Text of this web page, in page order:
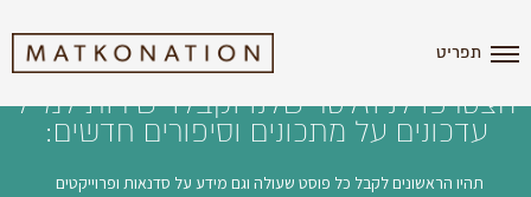
תפריט
הצטרפו לניוזלטר שלנו וקבלו ישירות למייל
עדכונים על מתכונים וסיפורים חדשים: